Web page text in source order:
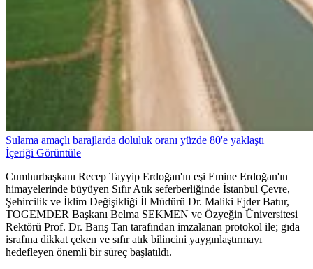
Sulama amaçlı barajlarda doluluk oranı yüzde 80'e yaklaştı
İçeriği Görüntüle
Cumhurbaşkanı Recep Tayyip Erdoğan'ın eşi Emine Erdoğan'ın
himayelerinde büyüyen Sıfır Atık seferberliğinde İstanbul Çevre,
Şehircilik ve İklim Değişikliği İl Müdürü Dr. Maliki Ejder Batur,
TOGEMDER Başkanı Belma SEKMEN ve Özyeğin Üniversitesi
Rektörü Prof. Dr. Barış Tan tarafından imzalanan protokol ile; gıda
israfına dikkat çeken ve sıfır atık bilincini yaygınlaştırmayı
hedefleyen önemli bir süreç başlatıldı.